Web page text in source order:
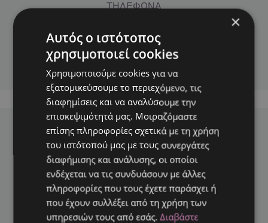
ΤΗΛΕΦΩΝΑ
22950 42832 – 6932 310769
ΚΑΛΕΣΤΕ ΜΑΣ
E-MAIL
info@ktima-kalipso.gr
ΑΠΟΣΤΟΛΗ
×
Αυτός ο ιστότοπος
χρησιμοποιεί cookies
Χρησιμοποιούμε cookies για να
εξατομικεύσουμε το περιεχόμενο, τις
διαφημίσεις και να αναλύσουμε την
επισκεψιμότητά μας. Μοιραζόμαστε
επίσης πληροφορίες σχετικά με τη χρήση
του ιστότοπού μας με τους συνεργάτες
διαφήμισης και ανάλυσης, οι οποίοι
ενδέχεται να τις συνδυάσουν με άλλες
πληροφορίες που τους έχετε παράσχει ή
που έχουν συλλέξει από τη χρήση των
υπηρεσιών τους από εσάς.Διαβάστε